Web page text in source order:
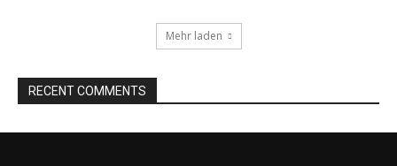
Mehr laden
RECENT COMMENTS